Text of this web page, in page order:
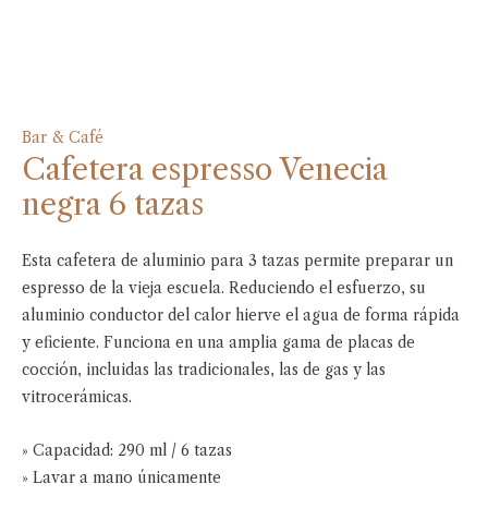
Bar & Café
Cafetera espresso Venecia
negra 6 tazas
Esta cafetera de aluminio para 3 tazas permite preparar un
espresso de la vieja escuela. Reduciendo el esfuerzo, su
aluminio conductor del calor hierve el agua de forma rápida
y eficiente. Funciona en una amplia gama de placas de
cocción, incluidas las tradicionales, las de gas y las
vitrocerámicas.
» Capacidad: 290 ml / 6 tazas
» Lavar a mano únicamente